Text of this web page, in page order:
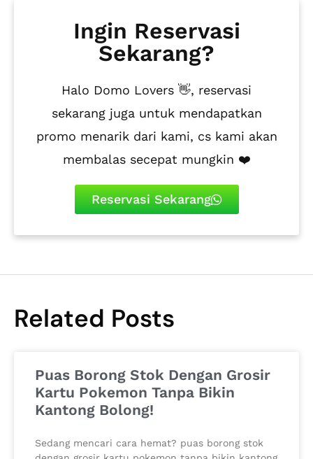
Ingin Reservasi
Sekarang?
Halo Domo Lovers 👋, reservasi
sekarang juga untuk mendapatkan
promo menarik dari kami, cs kami akan
membalas secepat mungkin ❤️
Reservasi Sekarang
Related Posts
Puas Borong Stok Dengan Grosir
Kartu Pokemon Tanpa Bikin
Kantong Bolong!
Sedang mencari cara hemat? puas borong stok